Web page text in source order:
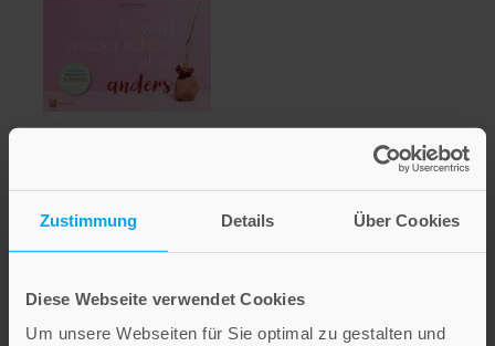
Zustimmung Details Über Cookies
Diese Webseite verwendet Cookies
Um unsere Webseiten für Sie optimal zu gestalten und
Es wird wieder schön,
aber anders
Inkl. 7% MwSt.,exkl.Versandkosten